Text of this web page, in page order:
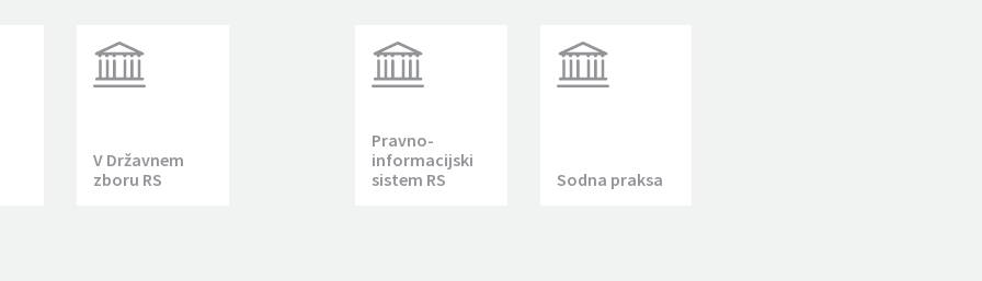
V Državnem
zboru RS
Pravno-
informacijski
sistem RS
Sodna praksa